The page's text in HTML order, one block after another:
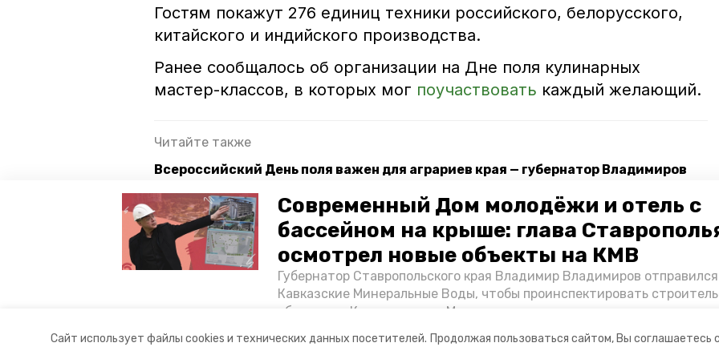
Сайт использует файлы cookies и технических данных посетителей. Продолжая пользоваться сайтом, Вы соглашаетесь с
Современный Дом молодёжи и отель с
бассейном на крыше: глава
осмотрел новые объекты на КМВ
Губернатор Ставропольского края Владимир Владимиров
Кавказские Минеральные Воды, чтобы проинспектировать
объектов в Кисловодске и Минводах, а также выслушать
материале «Победы26».
Гостям покажут 276 единиц техники российского, белорусского,
китайского и индийского производства.
Ранее сообщалось об организации на Дне поля кулинарных
мастер-классов, в которых мог поучаствовать каждый желающий.
Читайте также
Всероссийский День поля важен для аграриев края — губернатор Владимиров
Губернатор Владимиров пригласил аграриев на День поля в Минводы
Бесплатную иппотерапию организовали для детей-инвалидов в Минводах
минводыэкспо всероссийский день поля